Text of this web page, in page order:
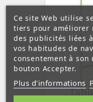
Ce site Web utilise
tiers pour améliorer
des publicités liées
vos habitudes de
consentement à
bouton Accepter.
Plus d'informations